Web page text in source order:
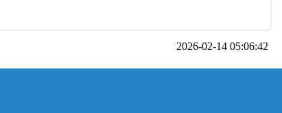
2026-02-14 05:06:42